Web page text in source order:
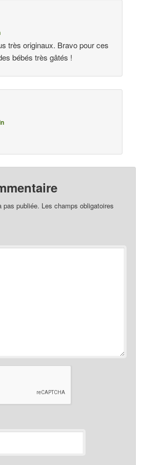
très originaux. Bravo pour ces
bébés très gâtés !
pas publiée. Les champs obligatoires